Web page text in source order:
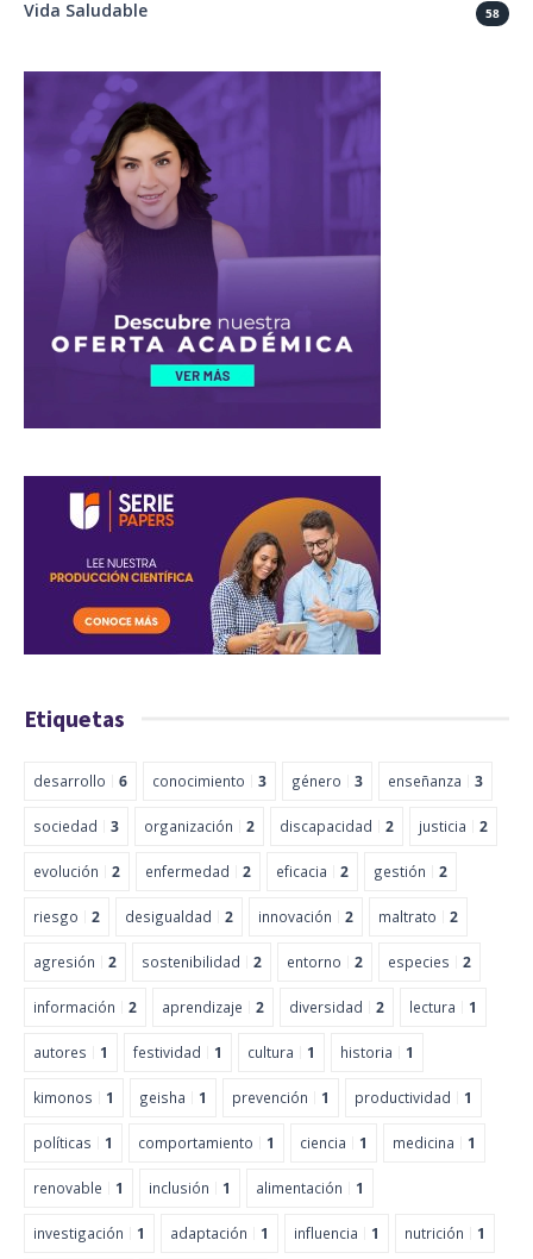
Vida Saludable 58
Etiquetas
desarrollo 6 conocimiento 3 género 3 enseñanza 3
sociedad 3 organización 2 discapacidad 2 justicia 2
evolución 2 enfermedad 2 eficacia 2 gestión 2
riesgo 2 desigualdad 2 innovación 2 maltrato 2
agresión 2 sostenibilidad 2 entorno 2 especies 2
información 2 aprendizaje 2 diversidad 2 lectura 1
autores 1 festividad 1 cultura 1 historia 1
kimonos 1 geisha 1 prevención 1 productividad 1
políticas 1 comportamiento 1 ciencia 1 medicina 1
renovable 1 inclusión 1 alimentación 1
investigación 1 adaptación 1 influencia 1 nutrición 1